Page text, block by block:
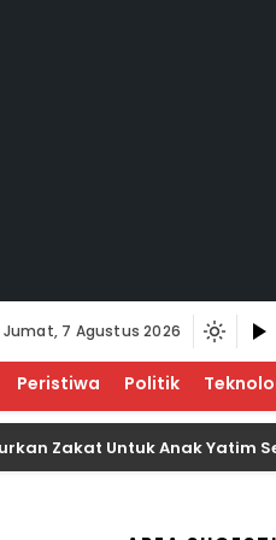
Jumat, 7 Agustus 2026
Peristiwa Politik
Untuk Anak Yatim